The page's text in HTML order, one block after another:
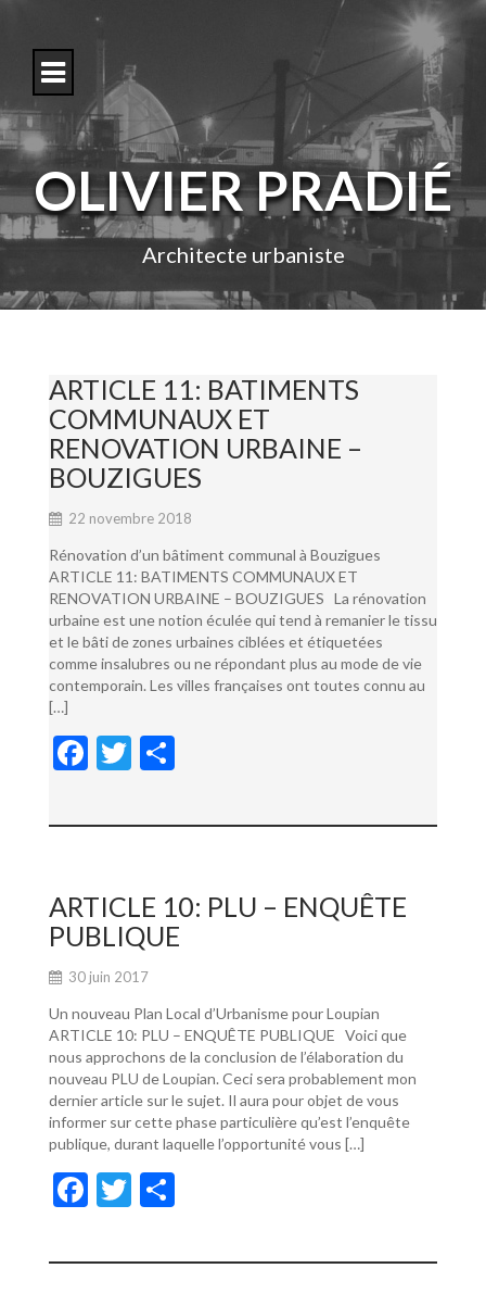
o
c
n
e
OLIVIER PRADIÉ
Architecte urbaniste
ARTICLE 11: BATIMENTS
COMMUNAUX ET
RENOVATION URBAINE –
BOUZIGUES
22 novembre 2018
Rénovation d’un bâtiment communal à Bouzigues
ARTICLE 11: BATIMENTS COMMUNAUX ET
RENOVATION URBAINE – BOUZIGUES La rénovation
urbaine est une notion éculée qui tend à remanier le tissu
et le bâti de zones urbaines ciblées et étiquetées
comme insalubres ou ne répondant plus au mode de vie
contemporain. Les villes françaises ont toutes connu au
[…]
F
e
o
o
k
T
itt ta
er
ARTICLE 10: PLU – ENQUÊTE
PUBLIQUE
30 juin 2017
Un nouveau Plan Local d’Urbanisme pour Loupian
ARTICLE 10: PLU – ENQUÊTE PUBLIQUE Voici que
nous approchons de la conclusion de l’élaboration du
nouveau PLU de Loupian. Ceci sera probablement mon
dernier article sur le sujet. Il aura pour objet de vous
informer sur cette phase particulière qu’est l’enquête
publique, durant laquelle l’opportunité vous […]
F
e
T
itt ta